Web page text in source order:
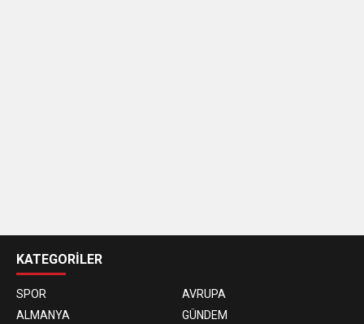
siteleri
KATEGORİLER
SPOR
AVRUPA
ALMANYA
GÜNDEM